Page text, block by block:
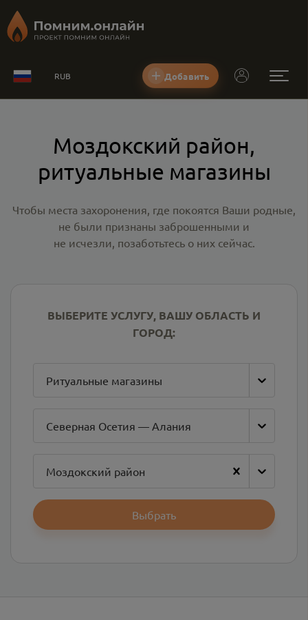
RUB Добавить
Моздокский район,
ритуальные магазины
Чтобы места захоронения, где покоятся Ваши родные,
не были признаны заброшенными и
не исчезли, позаботьтесь о них сейчас.
ВЫБЕРИТЕ УСЛУГУ, ВАШУ ОБЛАСТЬ И
ГОРОД:
Ритуальные магазины
Северная Осетия — Алания
Моздокский район
Выбрать